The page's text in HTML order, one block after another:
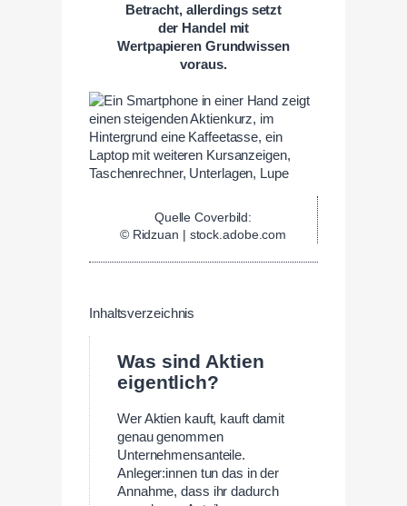
Betracht, allerdings setzt
der Handel mit
Wertpapieren Grundwissen
voraus.
Quelle Coverbild:
© Ridzuan | stock.adobe.com
Inhaltsverzeichnis
Was sind Aktien
eigentlich?
Wer Aktien kauft, kauft damit
genau genommen
Unternehmensanteile.
Anleger:innen tun das in der
Annahme, dass ihr dadurch